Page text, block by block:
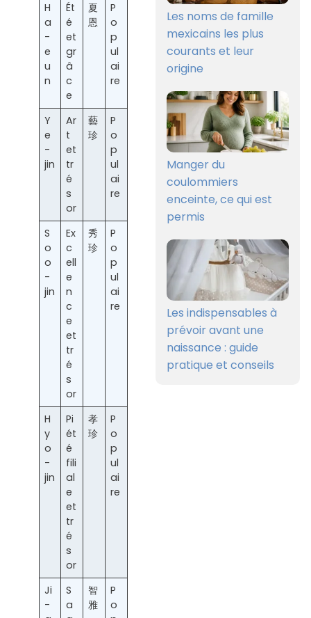
H
a
-
e
u
n
Ét
é
et
gr
â
c
e
夏
恩
P
o
p
ul
ai
re
Y
e
-
jin
Ar
t
et
tr
é
s
or
藝
珍
P
o
p
ul
ai
re
S
o
o
-
jin
Ex
c
ell
e
n
c
e
et
tr
é
s
or
秀
珍
P
o
p
ul
ai
re
H
y
o
-
jin
Pi
ét
é
fili
al
e
et
tr
é
s
or
孝
珍
P
o
p
ul
ai
re
Ji
-
S
a
智
雅
P
o
Les noms de famille
mexicains les plus
courants et leur
origine
Manger du
coulommiers
enceinte, ce qui est
permis
Les indispensables à
prévoir avant une
naissance : guide
pratique et conseils